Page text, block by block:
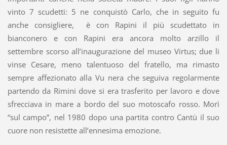
vinto 7 scudetti: 5 ne conquistò Carlo, che in seguito fu
anche consigliere, è con Rapini il più scudettato in
bianconero e con Rapini era ancora molto arzillo il
settembre scorso all’inaugurazione del museo Virtus; due li
vinse Cesare, meno talentuoso del fratello, ma rimasto
sempre affezionato alla Vu nera che seguiva regolarmente
partendo da Rimini dove si era trasferito per lavoro e dove
sfrecciava in mare a bordo del suo motoscafo rosso. Morì
“sul campo”, nel 1980 dopo una partita contro Cantù il suo
cuore non resistette all’ennesima emozione.